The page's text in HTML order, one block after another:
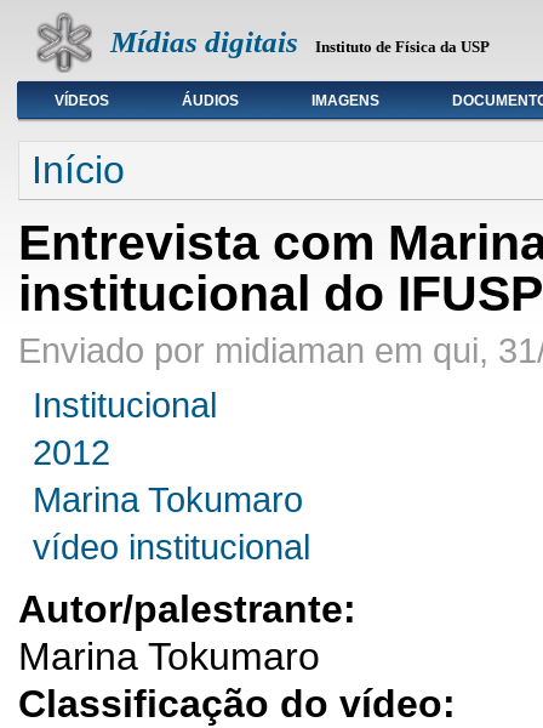
Mídias digitais Instituto de Física da USP
Seleção de tipo de mídia
VÍDEOS ÁUDIOS IMAGENS
Início
Entrevista com
institucional do IFUSP
Enviado por midiaman em qui,
Institucional
2012
Marina Tokumaro
vídeo institucional
Autor/palestrante:
Marina Tokumaro
Classificação do vídeo: